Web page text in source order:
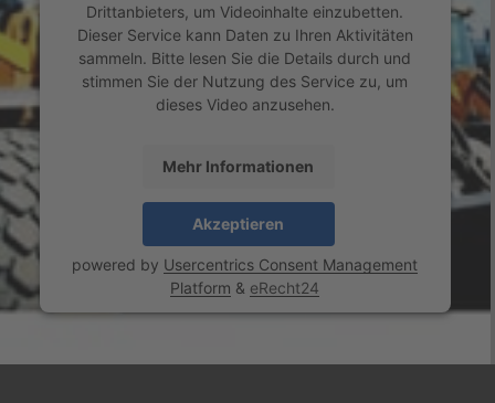
Drittanbieters, um Videoinhalte einzubetten.
Dieser Service kann Daten zu Ihren Aktivitäten
sammeln. Bitte lesen Sie die Details durch und
stimmen Sie der Nutzung des Service zu, um
dieses Video anzusehen.
Mehr Informationen
Akzeptieren
powered by Usercentrics Consent Management
Platform & eRecht24